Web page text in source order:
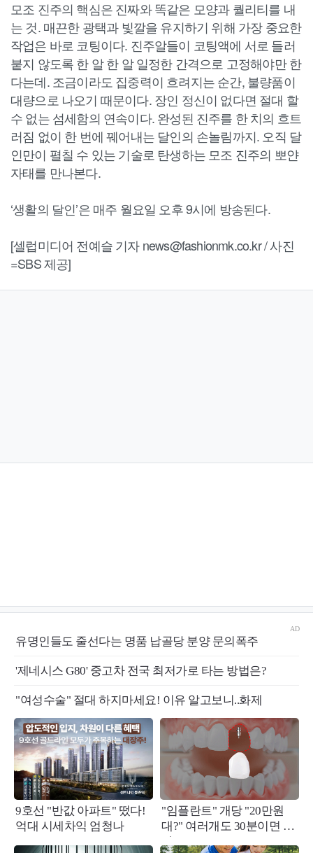
모조 진주의 핵심은 진짜와 똑같은 모양과 퀄리티를 내
는 것. 매끈한 광택과 빛깔을 유지하기 위해 가장 중요한
작업은 바로 코팅이다. 진주알들이 코팅액에 서로 들러
붙지 않도록 한 알 한 알 일정한 간격으로 고정해야만 한
다는데. 조금이라도 집중력이 흐려지는 순간, 불량품이
대량으로 나오기 때문이다. 장인 정신이 없다면 절대 할
수 없는 섬세함의 연속이다. 완성된 진주를 한 치의 흐트
러짐 없이 한 번에 꿰어내는 달인의 손놀림까지. 오직 달
인만이 펼칠 수 있는 기술로 탄생하는 모조 진주의 뽀얀
자태를 만나본다.
‘생활의 달인’은 매주 월요일 오후 9시에 방송된다.
[셀럽미디어 전예슬 기자 news@fashionmk.co.kr / 사진
=SBS 제공]